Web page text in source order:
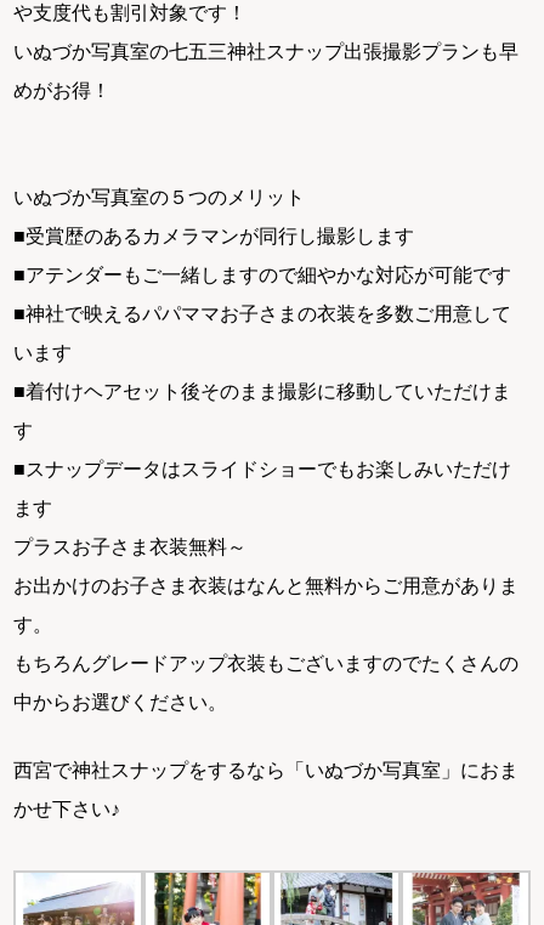
や支度代も割引対象です！
いぬづか写真室の七五三神社スナップ出張撮影プランも早
めがお得！
いぬづか写真室の５つのメリット
■受賞歴のあるカメラマンが同行し撮影します
■アテンダーもご一緒しますので細やかな対応が可能です
■神社で映えるパパママお子さまの衣装を多数ご用意して
います
■着付けヘアセット後そのまま撮影に移動していただけま
す
■スナップデータはスライドショーでもお楽しみいただけ
ます
プラスお子さま衣装無料～
お出かけのお子さま衣装はなんと無料からご用意がありま
す。
もちろんグレードアップ衣装もございますのでたくさんの
中からお選びください。
西宮で神社スナップをするなら「いぬづか写真室」におま
かせ下さい♪